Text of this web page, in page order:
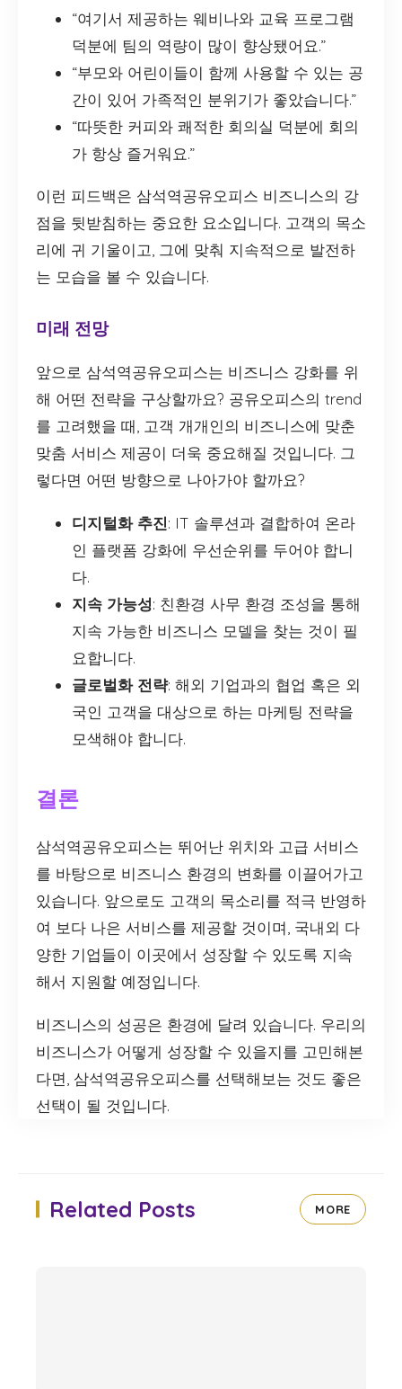
“여기서 제공하는 웨비나와 교육 프로그램
덕분에 팀의 역량이 많이 향상됐어요.”
“부모와 어린이들이 함께 사용할 수 있는 공
간이 있어 가족적인 분위기가 좋았습니다.”
“따뜻한 커피와 쾌적한 회의실 덕분에 회의
가 항상 즐거워요.”
이런 피드백은 삼석역공유오피스 비즈니스의 강
점을 뒷받침하는 중요한 요소입니다. 고객의 목소
리에 귀 기울이고, 그에 맞춰 지속적으로 발전하
는 모습을 볼 수 있습니다.
미래 전망
앞으로 삼석역공유오피스는 비즈니스 강화를 위
해 어떤 전략을 구상할까요? 공유오피스의 trend
를 고려했을 때, 고객 개개인의 비즈니스에 맞춘
맞춤 서비스 제공이 더욱 중요해질 것입니다. 그
렇다면 어떤 방향으로 나아가야 할까요?
디지털화 추진: IT 솔루션과 결합하여 온라
인 플랫폼 강화에 우선순위를 두어야 합니
다.
지속 가능성: 친환경 사무 환경 조성을 통해
지속 가능한 비즈니스 모델을 찾는 것이 필
요합니다.
글로벌화 전략: 해외 기업과의 협업 혹은 외
국인 고객을 대상으로 하는 마케팅 전략을
모색해야 합니다.
결론
삼석역공유오피스는 뛰어난 위치와 고급 서비스
를 바탕으로 비즈니스 환경의 변화를 이끌어가고
있습니다. 앞으로도 고객의 목소리를 적극 반영하
여 보다 나은 서비스를 제공할 것이며, 국내외 다
양한 기업들이 이곳에서 성장할 수 있도록 지속
해서 지원할 예정입니다.
비즈니스의 성공은 환경에 달려 있습니다. 우리의
비즈니스가 어떻게 성장할 수 있을지를 고민해본
다면, 삼석역공유오피스를 선택해보는 것도 좋은
선택이 될 것입니다.
Related Posts MORE